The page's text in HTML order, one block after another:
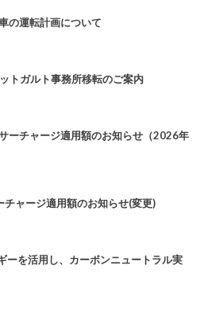
の運転計画について
トガルト事務所移転のご案内
ーチャージ適用額のお知らせ（2026年
ャージ適用額のお知らせ(変更)
ーを活用し、カーボンニュートラル実